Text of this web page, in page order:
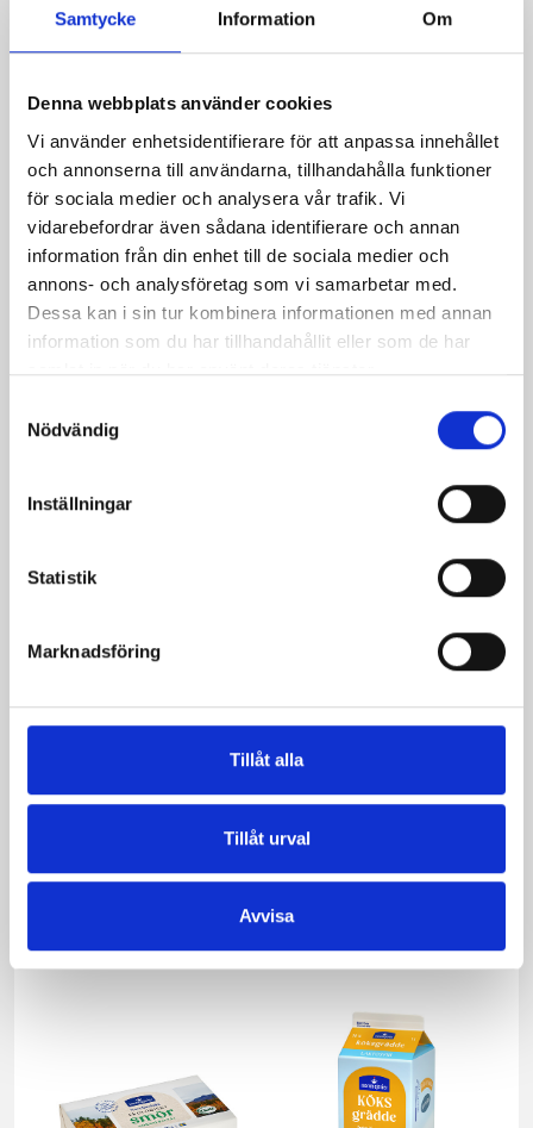
Samtycke Information Om
Denna webbplats använder cookies
Vi använder enhetsidentifierare för att anpassa innehållet
och annonserna till användarna, tillhandahålla funktioner
för sociala medier och analysera vår trafik. Vi
vidarebefordrar även sådana identifierare och annan
information från din enhet till de sociala medier och
annons- och analysföretag som vi samarbetar med.
Dessa kan i sin tur kombinera informationen med annan
information som du har tillhandahållit eller som de har
samlat in när du har använt deras tjänster.
Nödvändig
Inställningar
Statistik
Marknadsföring
Tillåt alla
Tillåt urval
Avvisa
KRAV 1 liter
1,5% laktosfri 3dl
Mjölk 3% 1 liter
Jordgubbsfil 2,7%
Päronfil 2,7%
Skogsbärsfil 2,7%